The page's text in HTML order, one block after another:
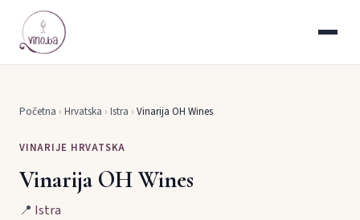
Početna › Hrvatska › Istra › Vinarija OH Wines
VINARIJE HRVATSKA
Vinarija OH Wines
📍 Istra